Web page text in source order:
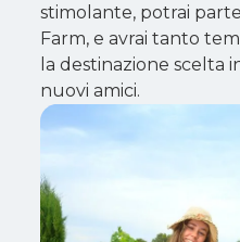
stimolante, potrai
Farm, e avrai tanto
la destinazione scelta
nuovi amici.